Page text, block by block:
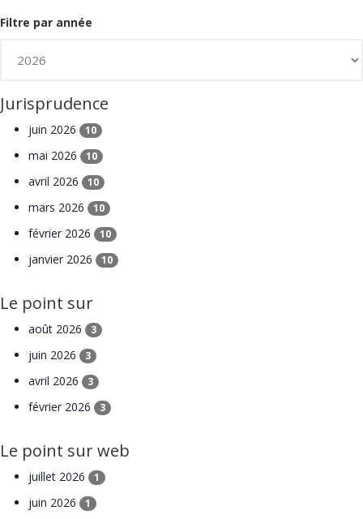
Filtre par année
Jurisprudence
juin 2026 10
mai 2026 10
avril 2026 10
mars 2026 10
février 2026 10
janvier 2026 10
Le point sur
août 2026 3
juin 2026 3
avril 2026 3
février 2026 3
Le point sur web
juillet 2026 1
juin 2026 1